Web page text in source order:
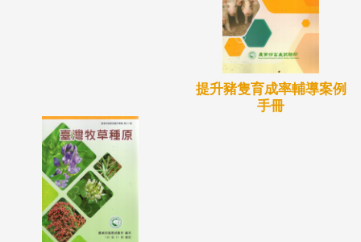
提升豬隻育成率輔導案例
手冊